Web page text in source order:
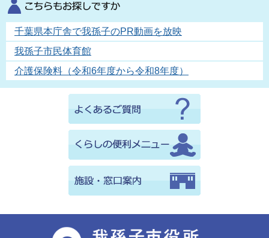
千葉県本庁舎で我孫子のPR動画を放映
我孫子市民体育館
介護保険料（令和6年度から令和8年度）